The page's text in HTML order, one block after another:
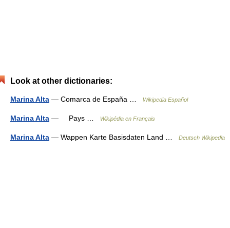
Look at other dictionaries:
Marina Alta — Comarca de España … Wikipedia Español
Marina Alta — Pays … Wikipédia en Français
Marina Alta — Wappen Karte Basisdaten Land … Deutsch Wikipedia